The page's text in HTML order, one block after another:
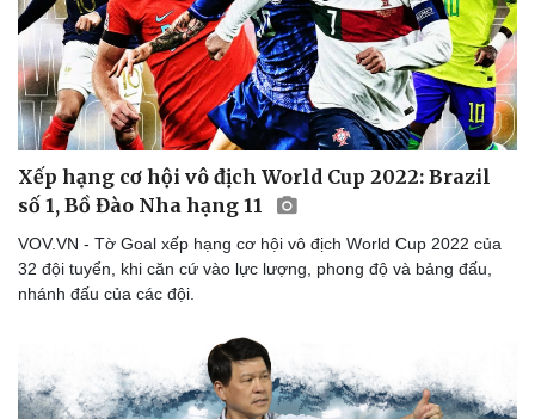
Thể thao
Bóng đá
Lịch thi đấu bóng đá
Thế giới thể thao
Ô tô - Xe máy
Ô tô
Xe máy
Xếp hạng cơ hội vô địch World Cup 2022: Brazil
số 1, Bồ Đào Nha hạng 11
VOV.VN - Tờ Goal xếp hạng cơ hội vô địch World Cup 2022 của
32 đội tuyển, khi căn cứ vào lực lượng, phong độ và bảng đấu,
nhánh đấu của các đội.